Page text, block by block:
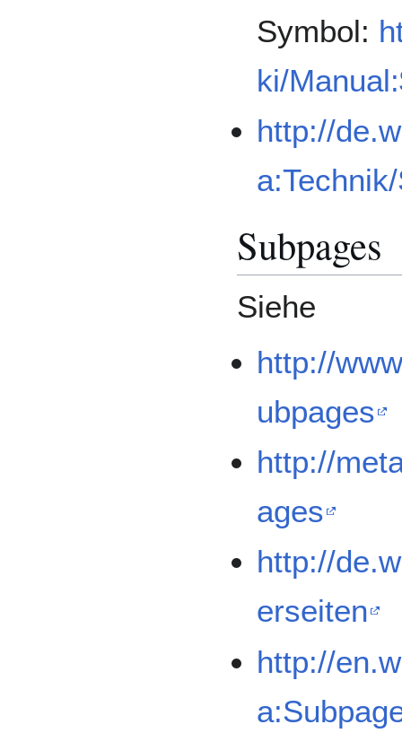
Symbol:
ki/
http://
Subpages
Siehe
http://
ubpages
http://
ages
http://
erseiten
http://